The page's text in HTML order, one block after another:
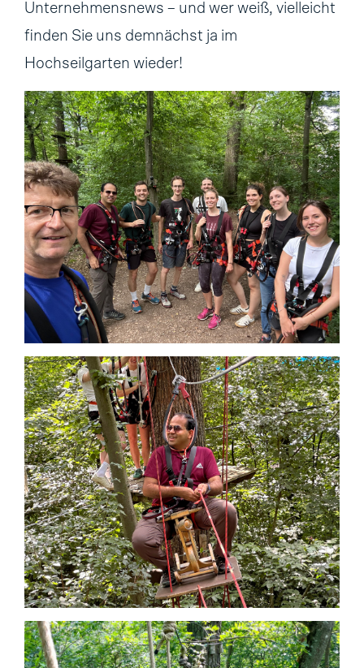
Unternehmensnews – und wer weiß, vielleicht
finden Sie uns demnächst ja im
Hochseilgarten wieder!